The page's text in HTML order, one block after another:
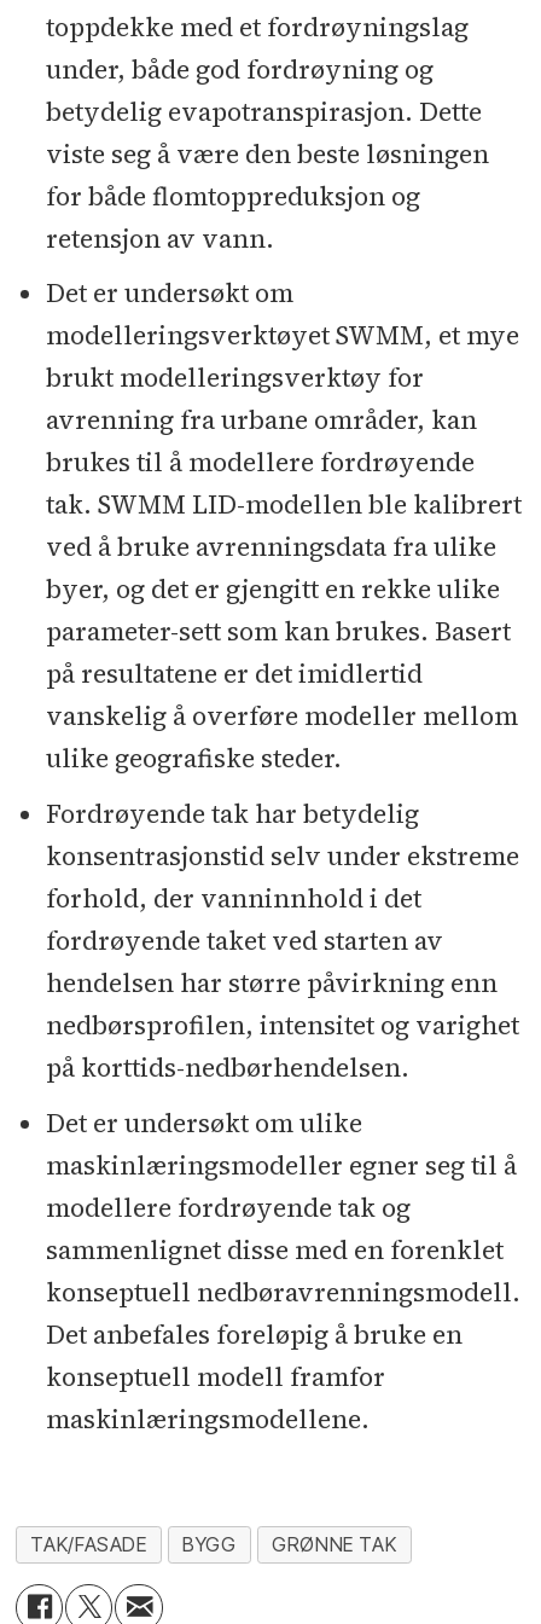
toppdekke med et fordrøyningslag
under, både god fordrøyning og
betydelig evapotranspirasjon. Dette
viste seg å være den beste løsningen
for både flomtoppreduksjon og
retensjon av vann.
Det er undersøkt om
modelleringsverktøyet SWMM, et mye
brukt modelleringsverktøy for
avrenning fra urbane områder, kan
brukes til å modellere fordrøyende
tak. SWMM LID-modellen ble kalibrert
ved å bruke avrenningsdata fra ulike
byer, og det er gjengitt en rekke ulike
parameter-sett som kan brukes. Basert
på resultatene er det imidlertid
vanskelig å overføre modeller mellom
ulike geografiske steder.
Fordrøyende tak har betydelig
konsentrasjonstid selv under ekstreme
forhold, der vanninnhold i det
fordrøyende taket ved starten av
hendelsen har større påvirkning enn
nedbørsprofilen, intensitet og varighet
på korttids-nedbørhendelsen.
Det er undersøkt om ulike
maskinlæringsmodeller egner seg til å
modellere fordrøyende tak og
sammenlignet disse med en forenklet
konseptuell nedbøravrenningsmodell.
Det anbefales foreløpig å bruke en
konseptuell modell framfor
maskinlæringsmodellene.
TAK/FASADE BYGG GRØNNE TAK